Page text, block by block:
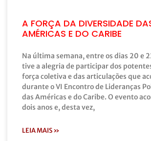
A FORÇA DA DIVERSIDADE
AMÉRICAS E DO CARIBE
Na última semana, entre os dias 20 e
tive a alegria de participar dos
força coletiva e das articulações que
durante o VI Encontro de Lideranças
das Américas e do Caribe. O evento
dois anos e, desta vez,
LEIA MAIS »